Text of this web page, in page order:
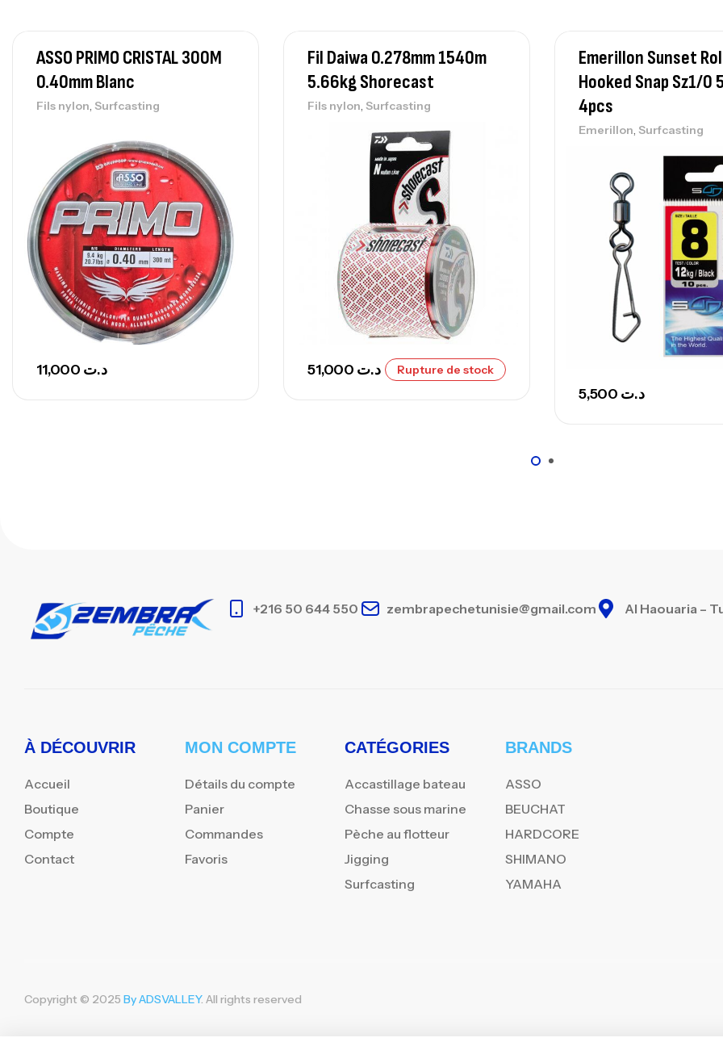
–
–
ASSO PRIMO CRISTAL 300M
0.40mm Blanc
Fils nylon Surfcasting
د.ت
Fil Daiwa 0.278mm 1540m
5.66kg Shorecast
Fils nylon Surfcasting
د.ت Rupture de stock
Emerillon Sunset
Hooked Snap Sz1/0
4pcs
Emerillon Surfcasting
د.ت
+216 50 644 550 zembrapechetunisie@gmail.com Al Haouaria –
À DÉCOUVRIR
Accueil
Boutique
Compte
Contact
MON COMPTE
Détails du compte
Panier
Commandes
Favoris
CATÉGORIES
Accastillage bateau
Chasse sous marine
Pèche au flotteur
Jigging
Surfcasting
BRANDS
ASSO
BEUCHAT
HARDCORE
SHIMANO
YAMAHA
Copyright © 2025 By ADSVALLEY. All rights reserved